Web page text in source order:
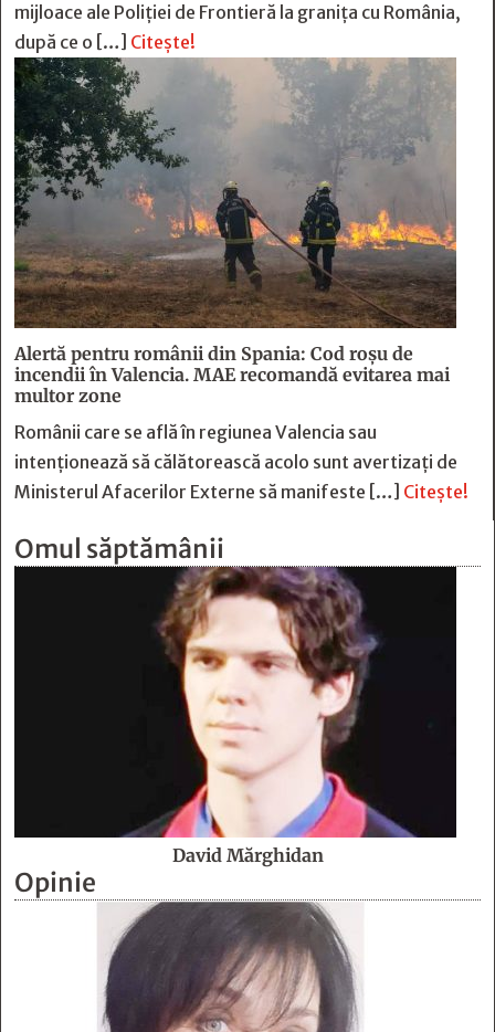
mijloace ale Poliției de Frontieră la granița cu România,
după ce o […] Citește!
Alertă pentru românii din Spania: Cod roșu de
incendii în Valencia. MAE recomandă evitarea mai
multor zone
Românii care se află în regiunea Valencia sau
intenționează să călătorească acolo sunt avertizați de
Ministerul Afacerilor Externe să manifeste […] Citește!
Omul săptămânii
David Mărghidan
Opinie